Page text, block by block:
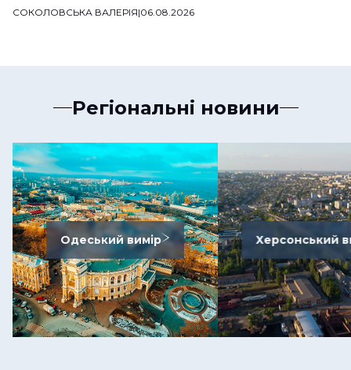
СОКОЛОВСЬКА ВАЛЕРІЯ|06.08.2026
Регіональні новини
Одеський вимір Херсонський